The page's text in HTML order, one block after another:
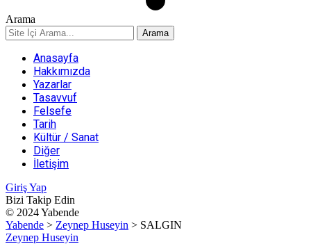
Arama
Anasayfa
Hakkımızda
Yazarlar
Tasavvuf
Felsefe
Tarih
Kültür / Sanat
Diğer
İletişim
Giriş Yap
Bizi Takip Edin
© 2024 Yabende
Yabende > Zeynep Huseyin > SALGIN
Zeynep Huseyin